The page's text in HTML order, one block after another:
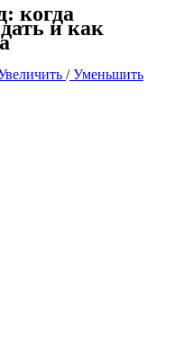
когда
и как
/Уменьшить